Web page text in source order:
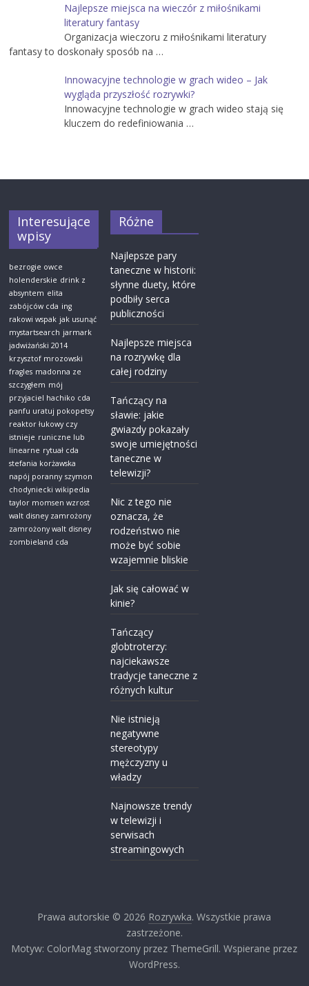
Najlepsze miejsca na wieczór z miłośnikami
literatury fantasy
Organizacja wieczoru z miłośnikami literatury
fantasy to doskonały sposób na …
Innowacyjne technologie w grach wideo – Jak
wygląda przyszłość rozrywki?
Innowacyjne technologie w grach wideo stają się
kluczem do redefiniowania …
Interesujące
wpisy
bezrogie owce
holenderskie drink z
absyntem elita
zabójców cda ing
rakowi wspak jak usunąć
mystartsearch jarmark
jadwiżański 2014
krzysztof mrozowski
fragles madonna ze
szczygłem mój
przyjaciel hachiko cda
panfu uratuj pokopetsy
reaktor łukowy czy
istnieje runiczne lub
linearne rytuał cda
stefania korżawska
napój poranny szymon
chodyniecki wikipedia
taylor momsen wzrost
walt disney zamrożony
zamrożony walt disney
zombieland cda
Różne
Najlepsze pary
taneczne w historii:
słynne duety, które
podbiły serca
publiczności
Najlepsze miejsca
na rozrywkę dla
całej rodziny
Tańczący na
sławie: jakie
gwiazdy pokazały
swoje umiejętności
taneczne w
telewizji?
Nic z tego nie
oznacza, że
rodzeństwo nie
może być sobie
wzajemnie bliskie
Jak się całować w
kinie?
Tańczący
globtroterzy:
najciekawsze
tradycje taneczne z
różnych kultur
Nie istnieją
negatywne
stereotypy
mężczyzny u
władzy
Najnowsze trendy
w telewizji i
serwisach
streamingowych
Prawa autorskie © 2026 Rozrywka. Wszystkie prawa
zastrzeżone.
Motyw: ColorMag stworzony przez ThemeGrill. Wspierane przez
WordPress.